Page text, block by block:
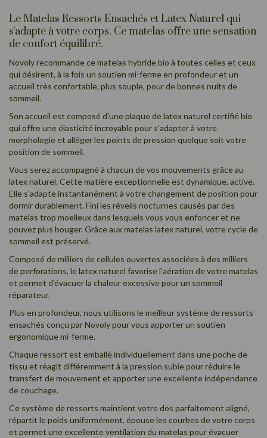
Le Matelas Ressorts Ensachés et Latex Naturel qui
s'adapte à votre corps. Ce matelas offre une sensation
de confort équilibré.
Novoly recommande ce matelas hybride bio à toutes celles et ceux
qui désirent, à la fois un soutien mi-ferme en profondeur et un
accueil très confortable, plus souple, pour de bonnes nuits de
sommeil.
Son accueil est composé d'une plaque de latex naturel certifié bio
qui offre une élasticité incroyable pour s'adapter à votre
morphologie et alléger les points de pression quelque soit votre
position de sommeil.
Vous serez accompagné à chacun de vos mouvements grâce au
latex naturel. Cette matière exceptionnelle est dynamique, active.
Elle s'adapte instantanément à votre changement de position pour
dormir durablement. Fini les réveils nocturnes causés par des
matelas trop moelleux dans lesquels vous vous enfoncer et ne
pouvez plus bouger. Grâce aux matelas latex naturel, votre cycle de
sommeil est préservé.
Composé de milliers de cellules ouvertes associées à des milliers
de perforations, le latex naturel favorise l'aération de votre matelas
et permet d'évacuer la chaleur excessive pour un sommeil
réparateur.
Plus en profondeur, nous utilisons le meilleur système deressorts
ensachés conçu par Novoly pour vous apporter un soutien
ergonomique mi-ferme.
Chaque ressort est emballé individuellement dans une poche de
tissu et réagit différemment à la pression subie pour réduire le
transfert de mouvement et apporter une excellente indépendance
de couchage.
Ce système de ressorts maintient votre dos parfaitement aligné,
répartit le poids uniformément, épouse les courbes de votre corps
et permet une excellente ventilation du matelas pour évacuer